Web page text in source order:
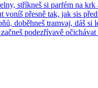
stříkneš si parfém na krk
voníš přesně tak, jak sis
doběhneš tramvaj, dáš si
podezřívavě